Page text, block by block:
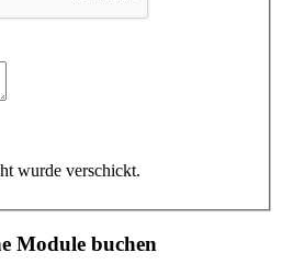
wurde verschickt.
Module buchen